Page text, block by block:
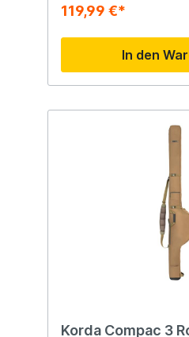
Gepäcksystem.
119,99 €*
In den
Korda Compac 3